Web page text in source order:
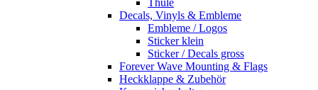
Decals, Vinyls & Embleme
Embleme / Logos
Sticker klein
Sticker / Decals gross
Forever Wave Mounting & Flags
Heckklappe & Zubehör